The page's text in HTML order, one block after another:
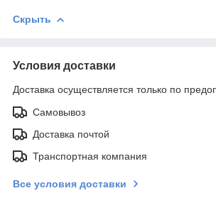
Скрыть
Условия доставки
Доставка осуществляется только по
Самовывоз
Доставка почтой
Транспортная компания
Все условия доставки